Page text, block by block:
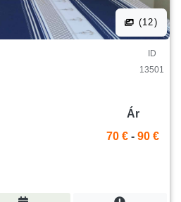
(12)
ID
13501
Ár
70 € - 90 €